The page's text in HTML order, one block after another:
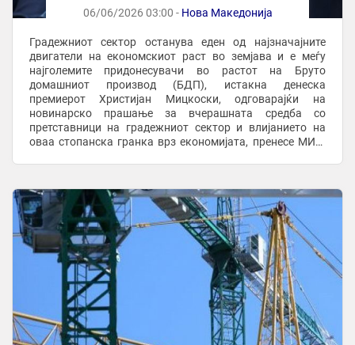
06/06/2026 03:00 - Нова Македонија
Градежниот сектор останува еден од најзначајните
двигатели на економскиот раст во земјава и е меѓу
најголемите придонесувачи во растот на Бруто
домашниот производ (БДП), истакна денеска
премиерот Христијан Мицкоски, одговарајќи на
новинарско прашање за вчерашната средба со
претставници на градежниот сектор и влијанието на
оваа стопанска гранка врз економијата, пренесе МИА.